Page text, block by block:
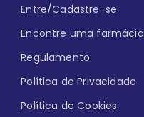
Entre/Cadastre-se
Encontre uma farmácia
Regulamento
Política de Privacidade
Política de Cookies